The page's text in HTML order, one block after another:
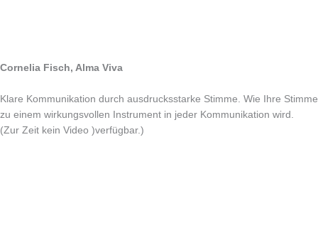
Cornelia Fisch, Alma Viva
Klare Kommunikation durch ausdrucksstarke Stimme. Wie Ihre Stimme
zu einem wirkungsvollen Instrument in jeder Kommunikation wird.
(Zur Zeit kein Video )verfügbar.)